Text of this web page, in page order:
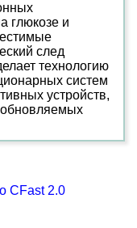
глюкозе и
след
технологию
систем
устройств,
CFast 2.0